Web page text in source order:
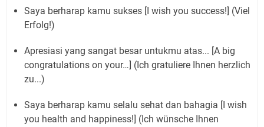
Saya berharap kamu sukses [I wish you success!] (Viel
Erfolg!)
Apresiasi yang sangat besar untukmu atas... [A big
congratulations on your…] (Ich gratuliere Ihnen herzlich
zu...)
Saya berharap kamu selalu sehat dan bahagia [I wish
you health and happiness!] (Ich wünsche Ihnen